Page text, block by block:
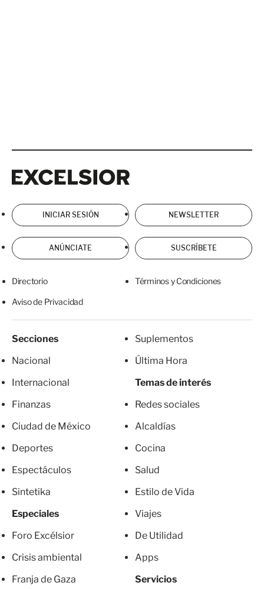
INICIAR SESIÓN NEWSLETTER
ANÚNCIATE SUSCRÍBETE
Directorio Términos y Condiciones
Aviso de Privacidad
Secciones
Nacional
Internacional
Finanzas
Ciudad de México
Deportes
Espectáculos
Sintetika
Especiales
Foro Excélsior
Crisis ambiental
Franja de Gaza
Suplementos
Última Hora
Temas de interés
Redes sociales
Alcaldías
Cocina
Salud
Estilo de Vida
Viajes
De Utilidad
Apps
Servicios